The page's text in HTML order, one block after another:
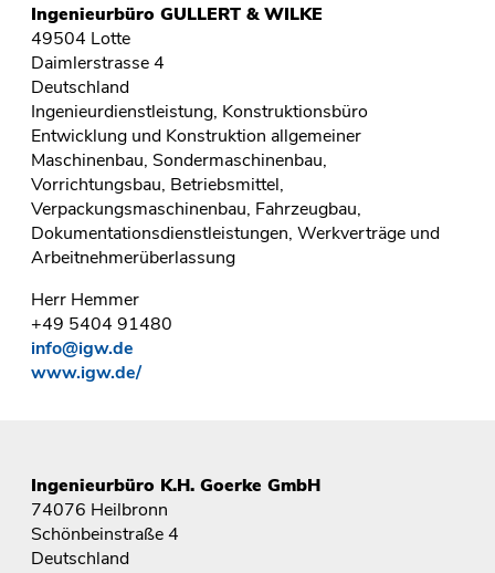
Ingenieurbüro GULLERT & WILKE
49504 Lotte
Daimlerstrasse 4
Deutschland
Ingenieurdienstleistung, Konstruktionsbüro
Entwicklung und Konstruktion allgemeiner
Maschinenbau, Sondermaschinenbau,
Vorrichtungsbau, Betriebsmittel,
Verpackungsmaschinenbau, Fahrzeugbau,
Dokumentationsdienstleistungen, Werkverträge und
Arbeitnehmerüberlassung
Herr Hemmer
+49 5404 91480
info@igw.de
www.igw.de/
Ingenieurbüro K.H. Goerke GmbH
74076 Heilbronn
Schönbeinstraße 4
Deutschland